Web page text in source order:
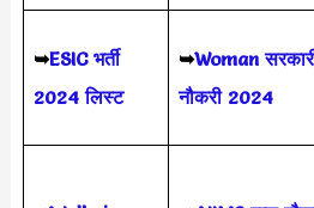
➥ESIC भर्ती
2024 लिस्ट
➥Woman
नौकरी 2024